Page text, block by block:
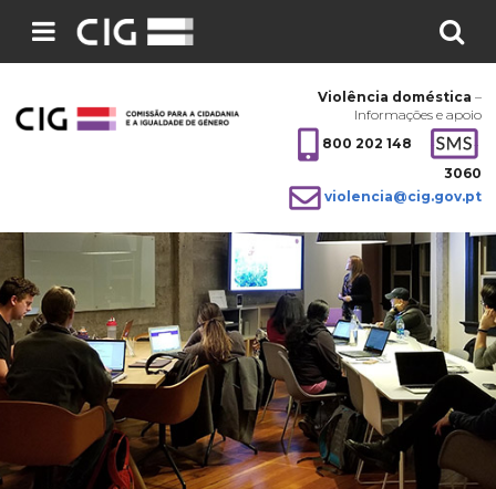
Violência doméstica –
Informações e apoio
800 202 148
3060
violencia@cig.gov.pt
Pesquisar